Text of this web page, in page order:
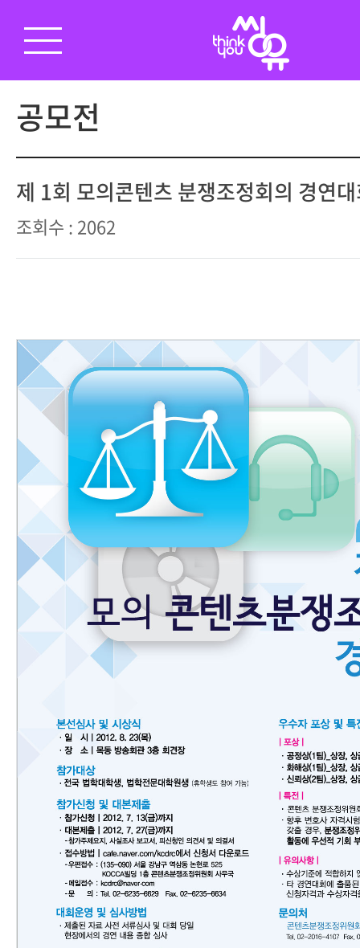
공모전
제 1회 모의콘텐츠 분쟁조정회의 경연
조회수 : 2062